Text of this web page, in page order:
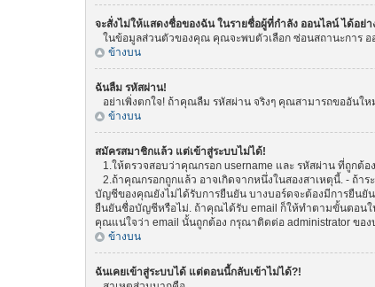
จะสั่งไม่ให้แสดงชื่อของฉัน ในรายชื่อผู้ที่กำลัง ออนไลน์ ได้อย่า
ในข้อมูลส่วนตัวของคุณ คุณจะพบตัวเลือก ซ่อนสถานะการ
ข้างบน
ฉันลืม รหัสผ่าน!
อย่าเพิ่งตกใจ! ถ้าคุณลืม รหัสผ่าน จริงๆ คุณสามารถขออันใ
ข้างบน
สมัครสมาชิกแล้ว แต่เข้าสู่ระบบไม่ได้!
1.ให้ตรวจสอบว่าคุณกรอก username และ รหัสผ่าน ที่ถูกต้อ
2.ถ้าคุณกรอกถูกแล้ว อาจเกิดจากหนึ่งในสองสาเหตุนี้. - ถ้
บัญชีของคุณยังไม่ได้รับการยืนยัน บางบอร์ดจะต้องมีการยืนยั
ยืนยันชื่อบัญชีหรือไม่. ถ้าคุณได้รับ email ก็ให้ทำตามขั้นตอน
คุณแน่ใจว่า email นั้นถูกต้อง กรุณาติดต่อ administrator ของ
ข้างบน
ฉันเคยเข้าสู่ระบบได้ แต่ตอนนี้กลับเข้าไม่ได้?!